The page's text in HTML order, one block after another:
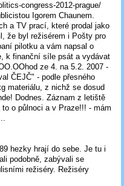
congress-2012-prague/
Igorem Chaunem.
a TV prací, které prodal jako
že byl režisérem i Pošty pro
pilotku a vám napsal o
k finanční síle psát a vydávat
ze 4. na 5.2. 2007 -
ČEJČ" - podle přesného
materiálu, z nichž se dosud
Dodnes. Záznam z letiště
o půlnoci a v Praze!!! - mám
hezky hrají do sebe. Je tu i
podobně, zabývali se
režiséry. Režiséry